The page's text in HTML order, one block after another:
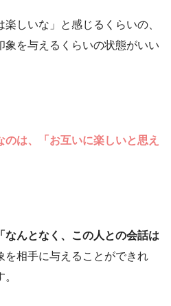
しいな」と感じるくらいの、
象を与えるくらいの状態がいい
は、「お互いに楽しいと思え
「なんとなく、この人との会話は
を相手に与えることができれ